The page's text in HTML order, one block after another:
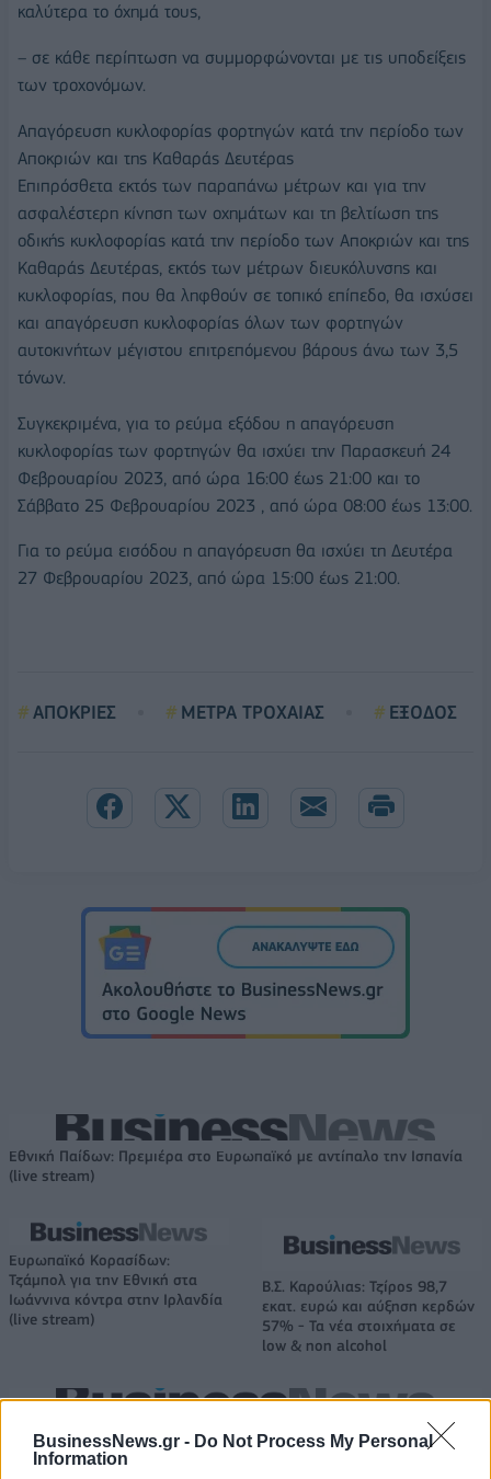
BusinessNews.gr - Do Not Process My Personal
Information
καλύτερα το όχημά τους,
– σε κάθε περίπτωση να συμμορφώνονται με τις υποδείξεις
των τροχονόμων.
Απαγόρευση κυκλοφορίας φορτηγών κατά την περίοδο των
Αποκριών και της Καθαράς Δευτέρας
Επιπρόσθετα εκτός των παραπάνω μέτρων και για την
ασφαλέστερη κίνηση των οχημάτων και τη βελτίωση της
οδικής κυκλοφορίας κατά την περίοδο των Αποκριών και της
Καθαράς Δευτέρας, εκτός των μέτρων διευκόλυνσης και
κυκλοφορίας, που θα ληφθούν σε τοπικό επίπεδο, θα ισχύσει
και απαγόρευση κυκλοφορίας όλων των φορτηγών
αυτοκινήτων μέγιστου επιτρεπόμενου βάρους άνω των 3,5
τόνων.
Συγκεκριμένα, για το ρεύμα εξόδου η απαγόρευση
κυκλοφορίας των φορτηγών θα ισχύει την Παρασκευή 24
Φεβρουαρίου 2023, από ώρα 16:00 έως 21:00 και το
Σάββατο 25 Φεβρουαρίου 2023 , από ώρα 08:00 έως 13:00.
Για το ρεύμα εισόδου η απαγόρευση θα ισχύει τη Δευτέρα
27 Φεβρουαρίου 2023, από ώρα 15:00 έως 21:00.
ΑΠΟΚΡΙΕΣ ΜΕΤΡΑ ΤΡΟΧΑΙΑΣ ΕΞΟΔΟΣ
Εθνική Παίδων: Πρεμιέρα στο Ευρωπαϊκό με αντίπαλο την Ισπανία
(live stream)
Ευρωπαϊκό Κορασίδων:
Τζάμπολ για την Εθνική στα
Ιωάννινα κόντρα στην Ιρλανδία
(live stream)
Β.Σ. Καρούλιας: Τζίρος 98,7
εκατ. ευρώ και αύξηση κερδών
57% - Τα νέα στοιχήματα σε
low & non alcohol
Metlen: Ρεκόρ EBITDA στο α' εξάμηνο, στα 550 εκατ. ευρώ – Καθαρά
κέρδη 313 εκατ. ευρώ